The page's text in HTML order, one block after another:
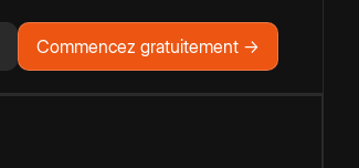
Commencez gratuitement →